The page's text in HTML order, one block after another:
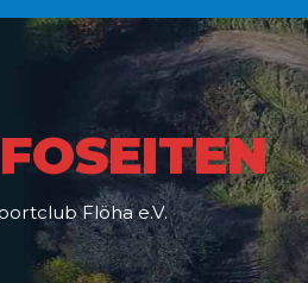
Flöha e.V.